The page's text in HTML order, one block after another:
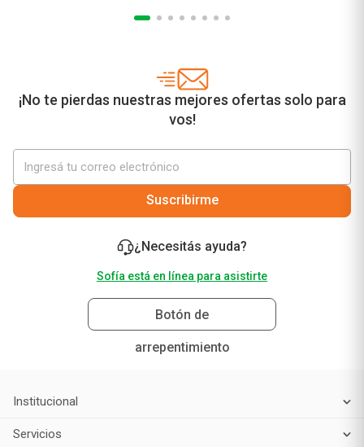
¡No te pierdas nuestras mejores ofertas solo para
vos!
Suscribirme
¿Necesitás ayuda?
Sofía está en línea para asistirte
Botón de
arrepentimiento
Institucional
Servicios